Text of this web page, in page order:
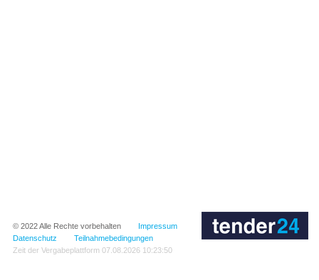
© 2022Alle Rechte vorbehalten
Impressum
Datenschutz
Teilnahmebedingungen
Zeit der Vergabeplattform 07.08.2026 10:23:50